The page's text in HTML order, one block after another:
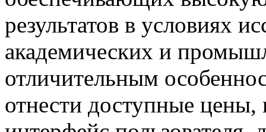
результатов в условиях
академических и
отличительным
отнести доступные